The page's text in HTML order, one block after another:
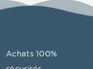
Achats 100%